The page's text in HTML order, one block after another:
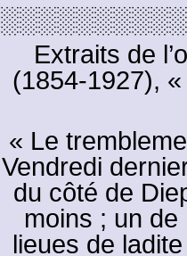
Extraits de
(1854-1927),
« Le
Vendredi
du côté de
moins ; un
lieues de